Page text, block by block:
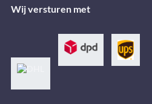
Wij versturen met